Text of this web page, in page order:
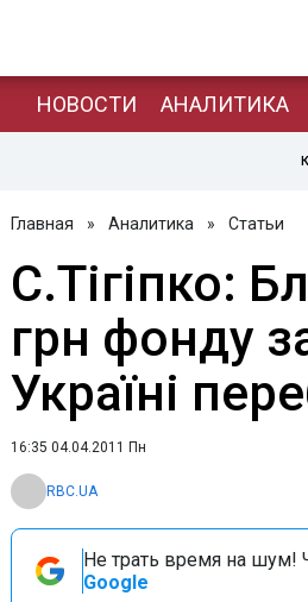
НОВОСТИ АНАЛИТИКА
Главная » Аналитика » Статьи
С.Тігіпко:
грн фонду
Україні
16:35 04.04.2011 Пн
RBC.UA
Не трать время на шум!
Google